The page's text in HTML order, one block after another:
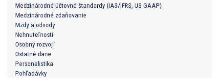
Medzinárodné účtovné štandardy (IAS/IFRS, US GAAP)
Medzinárodné zdaňovanie
Mzdy a odvody
Nehnuteľnosti
Osobný rozvoj
Ostatné dane
Personalistika
Pohľadávky